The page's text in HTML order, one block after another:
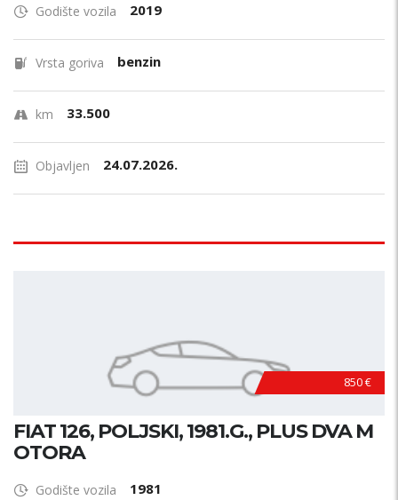
Godište vozila 2019
Vrsta goriva benzin
km 33.500
Objavljen 24.07.2026.
850 €
FIAT 126, POLJSKI, 1981.G., PLUS DVA M
OTORA
Godište vozila 1981